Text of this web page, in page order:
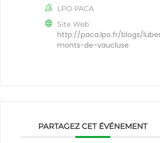
LPO PACA
Site Web
http://paca.lpo.fr/blogs/
monts-de-vaucluse
PARTAGEZ CET ÉVÉNEMENT